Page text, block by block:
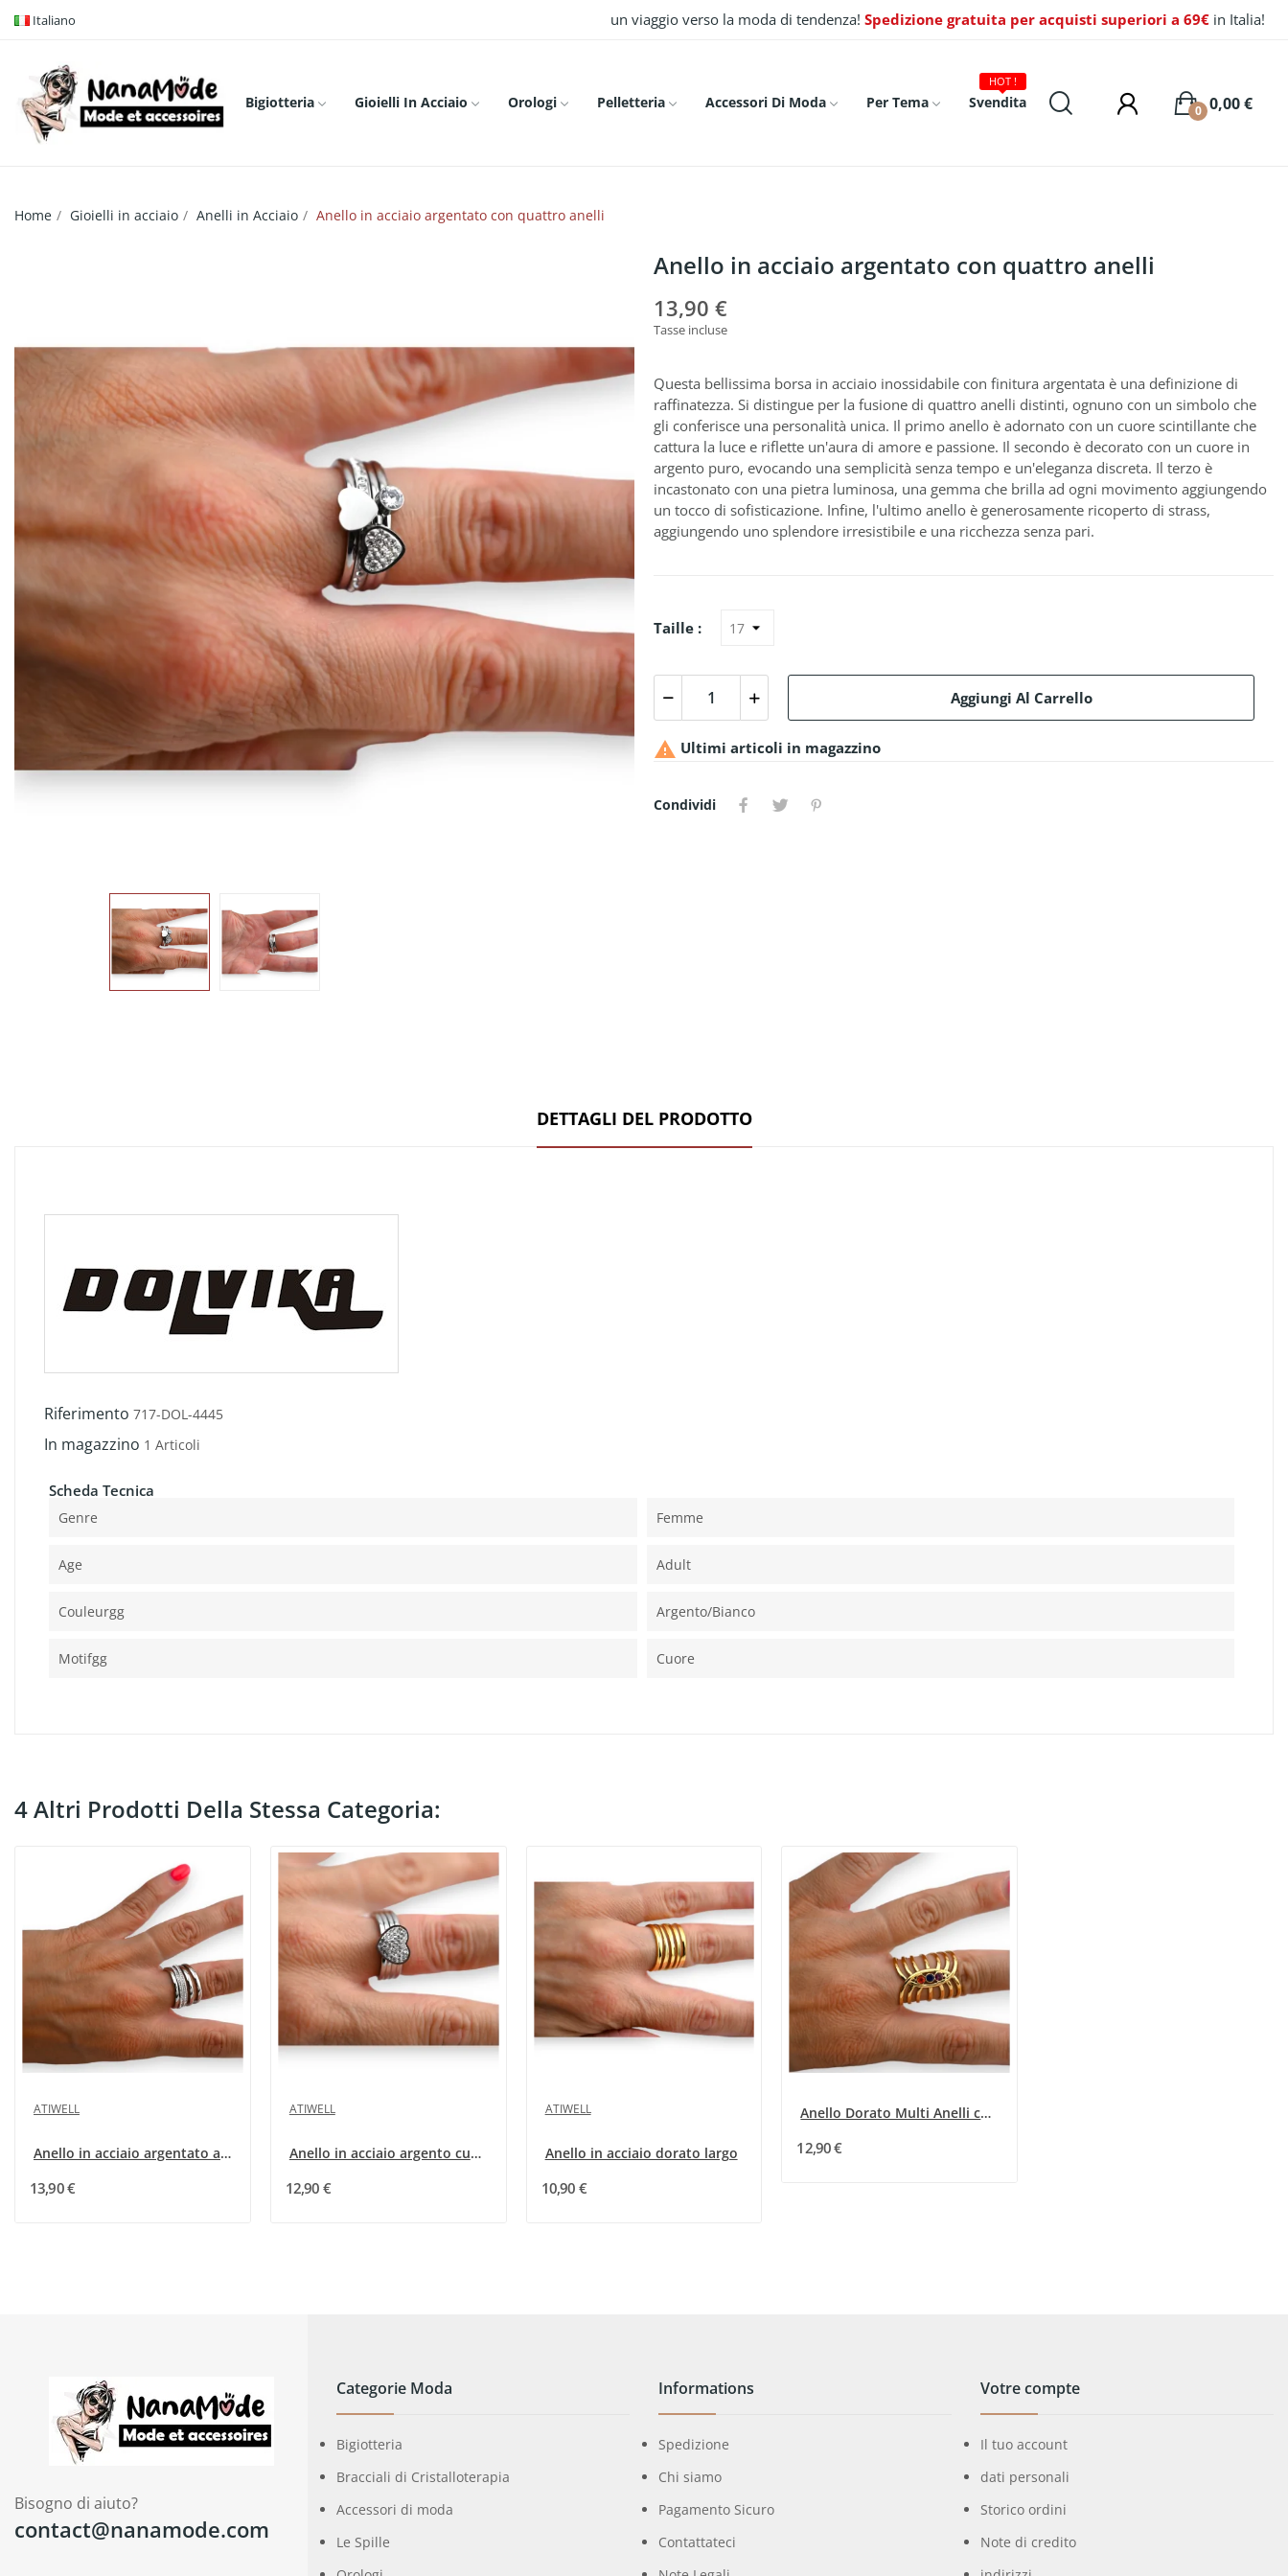
Italiano un viaggio verso la moda di tendenza!Spedizione gratuita per acquisti superiori a 69€ in Italia!
Bigiotteria Gioielli In Acciaio Orologi Pelletteria Accessori Di Moda Per Tema Svendita
HOT !
0,00 €
0
Home Gioielli in acciaio Anelli in Acciaio Anello in acciaio argentato con quattro anelli
Anello in acciaio argentato con quattro anelli
13,90 €
Tasse incluse
Questa bellissima borsa in acciaio inossidabile con finitura argentata è una definizione di
raffinatezza. Si distingue per la fusione di quattro anelli distinti, ognuno con un simbolo che
gli conferisce una personalità unica. Il primo anello è adornato con un cuore scintillante che
cattura la luce e riflette un'aura di amore e passione. Il secondo è decorato con un cuore in
argento puro, evocando una semplicità senza tempo e un'eleganza discreta. Il terzo è
incastonato con una pietra luminosa, una gemma che brilla ad ogni movimento aggiungendo
un tocco di sofisticazione. Infine, l'ultimo anello è generosamente ricoperto di strass,
aggiungendo uno splendore irresistibile e una ricchezza senza pari.
Taille :
Aggiungi Al Carrello
 Ultimi articoli in magazzino
Condividi
DETTAGLI DEL PRODOTTO
Riferimento 717-DOL-4445
In magazzino 1 Articoli
Scheda Tecnica
Genre Femme
Age Adult
Couleurgg Argento/bianco
Motifgg Cuore
4 Altri Prodotti Della Stessa Categoria:
ATIWELL
Anello in acciaio argentato a più file
13,90 €
ATIWELL
Anello in acciaio argento cuore strass
12,90 €
ATIWELL
Anello in acciaio dorato largo
10,90 €
Anello Dorato Multi Anelli con 3 Pietre Colorate
12,90 €
Bisogno di aiuto?
contact@nanamode.com
Categorie Moda
Bigiotteria
Bracciali di Cristalloterapia
Accessori di moda
Le Spille
Informations
Spedizione
Chi siamo
Pagamento Sicuro
Contattateci
Votre compte
Il tuo account
dati personali
Storico ordini
Note di credito